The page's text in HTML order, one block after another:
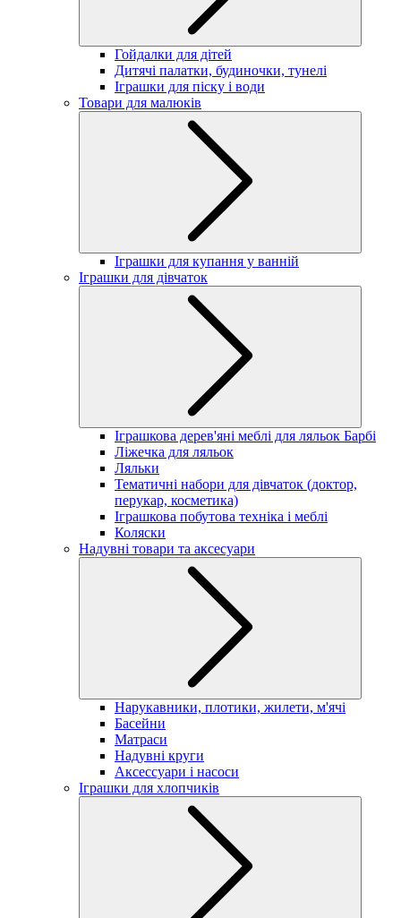
Гойдалки для дітей
Дитячі палатки, будиночки, тунелі
Іграшки для піску і води
Товари для малюків
Іграшки для купання у ванній
Іграшки для дівчаток
Іграшкова дерев'яні меблі для ляльок Барбі
Ліжечка для ляльок
Ляльки
Тематичні набори для дівчаток (доктор,
перукар, косметика)
Іграшкова побутова техніка і меблі
Коляски
Надувні товари та аксесуари
Нарукавники, плотики, жилети, м'ячі
Басейни
Матраси
Надувні круги
Аксессуари і насоси
Іграшки для хлопчиків